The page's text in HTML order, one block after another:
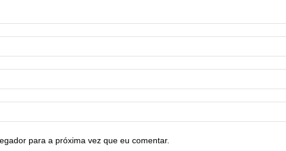
para a próxima vez que eu comentar.